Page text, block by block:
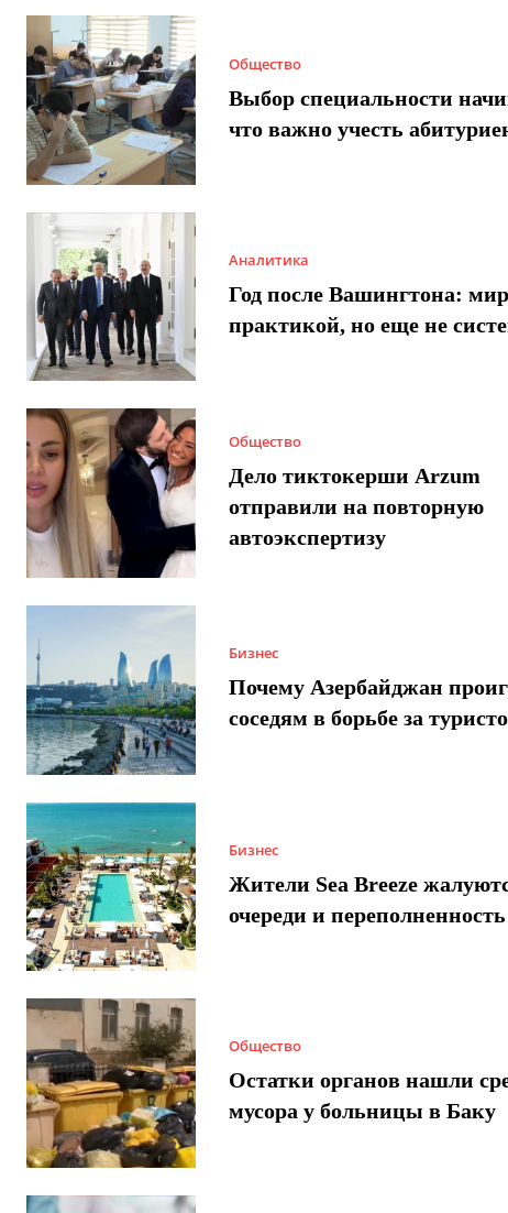
Общество
Выбор специальности
что важно учесть
Аналитика
Год после Вашингтона:
практикой, но еще не
Общество
Дело тиктокерши Arzum
отправили на повторную
автоэкспертизу
Бизнес
Почему Азербайджан
соседям в борьбе за
Бизнес
Жители Sea Breeze
очереди и переполненность
Общество
Остатки органов нашли
мусора у больницы в Баку